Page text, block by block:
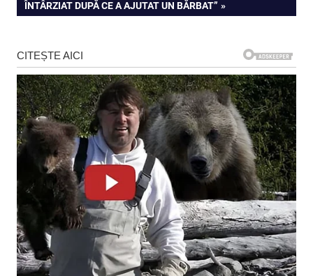
articole
POST:
ÎNTÂRZIAT DUPĂ CE A AJUTAT UN BĂRBAT”